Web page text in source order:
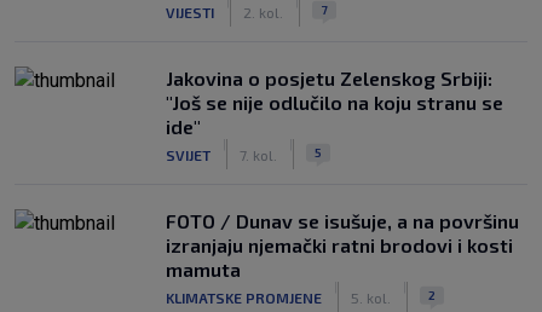
VIJESTI 2. kol. 7
Jakovina o posjetu Zelenskog Srbiji:
"Još se nije odlučilo na koju stranu se
ide"
SVIJET 7. kol. 5
FOTO / Dunav se isušuje, a na površinu
izranjaju njemački ratni brodovi i kosti
mamuta
KLIMATSKE PROMJENE 5. kol. 2